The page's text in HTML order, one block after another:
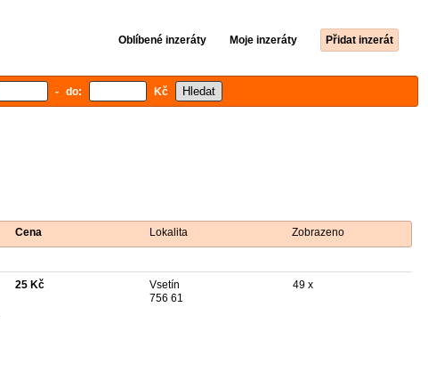
Oblíbené inzeráty Moje inzeráty Přidat inzerát
- do: Kč
Cena Lokalita Zobrazeno
25 Kč
Vsetín
756 61
49 x